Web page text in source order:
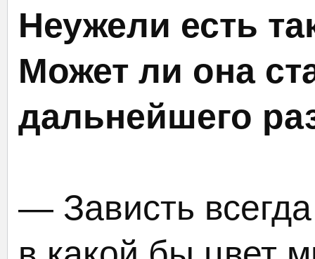
Неужели есть
Может ли она
дальнейшего
— Зависть